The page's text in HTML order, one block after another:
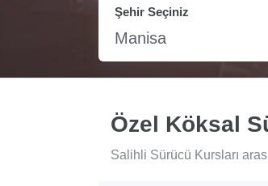
Şehir Seçiniz
Manisa
Özel Köksal
Salihli Sürücü Kursları